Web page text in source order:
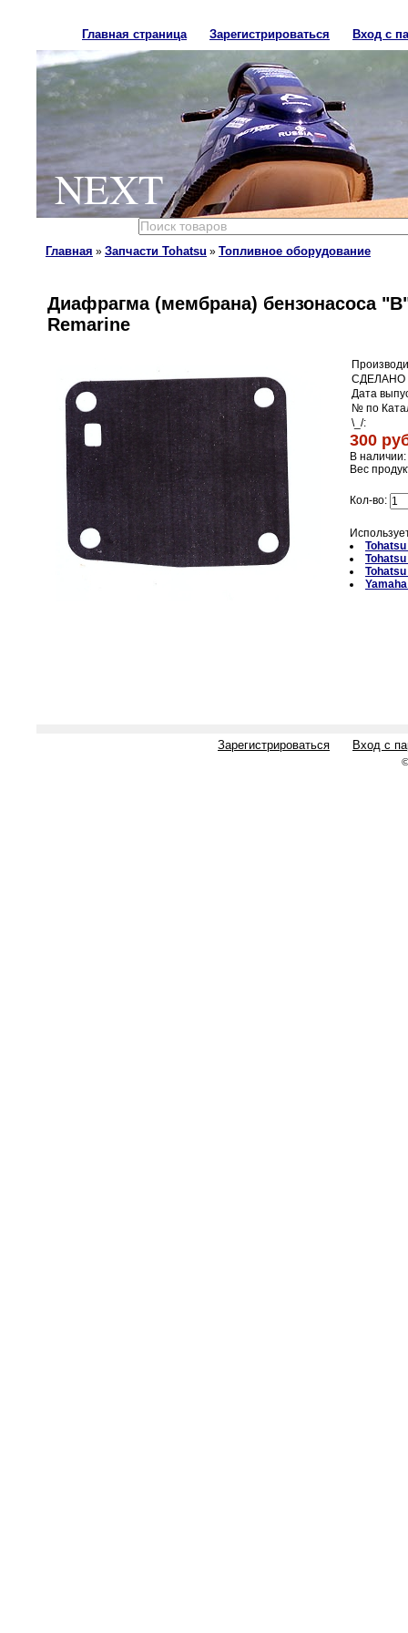
Главная страница Зарегистрироваться Вход с
NEXT
Главная » Запчасти Tohatsu » Топливное оборудование
Диафрагма (мембрана) бензонасоса "B"
Remarine
СДЕЛАНО
Дата
№ по
\_/:
300
В
Вес
Кол-во:
Зарегистрироваться Вход с